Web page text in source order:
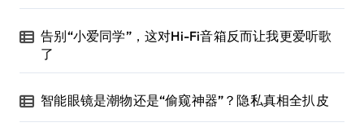
告别“小爱同学”，这对Hi-Fi音箱反而让我更爱听歌
了
智能眼镜是潮物还是“偷窥神器”？隐私真相全扒皮